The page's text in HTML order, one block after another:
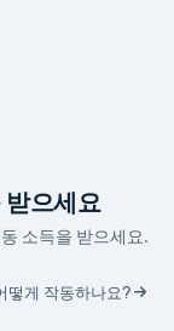
받으세요
소득을 받으세요.
떻게 작동하나요?